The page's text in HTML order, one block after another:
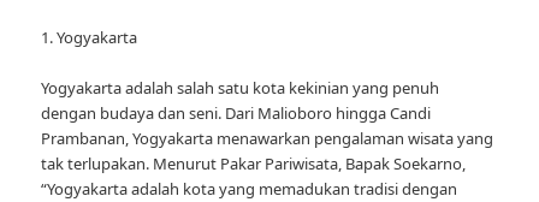
1. Yogyakarta
Yogyakarta adalah salah satu kota kekinian yang penuh
dengan budaya dan seni. Dari Malioboro hingga Candi
Prambanan, Yogyakarta menawarkan pengalaman wisata yang
tak terlupakan. Menurut Pakar Pariwisata, Bapak Soekarno,
“Yogyakarta adalah kota yang memadukan tradisi dengan